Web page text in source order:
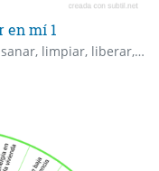
en mí 1
Cuáles aspectos tengo que equilibrar, sanar, limpiar, liberar, resolver en mí, antes de hacerme esta terapia o antes de tomar esta decisión o generar este cambio en mi vida?